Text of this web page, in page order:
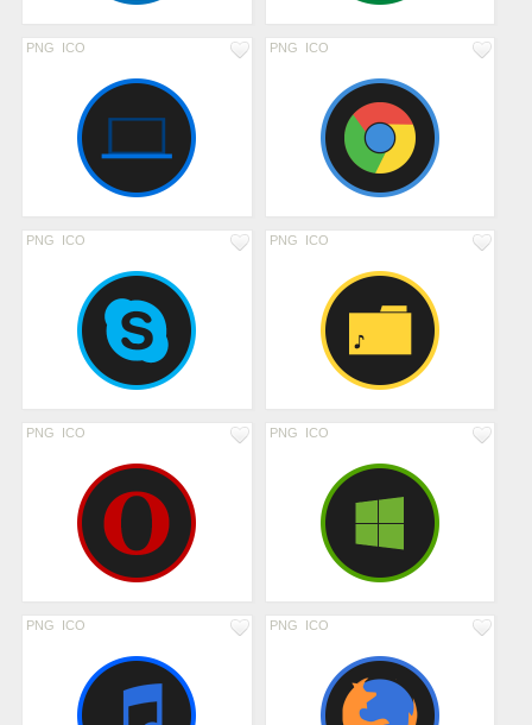
PNG ICO PNG ICO
PNG ICO PNG ICO
PNG ICO PNG ICO
PNG ICO PNG ICO